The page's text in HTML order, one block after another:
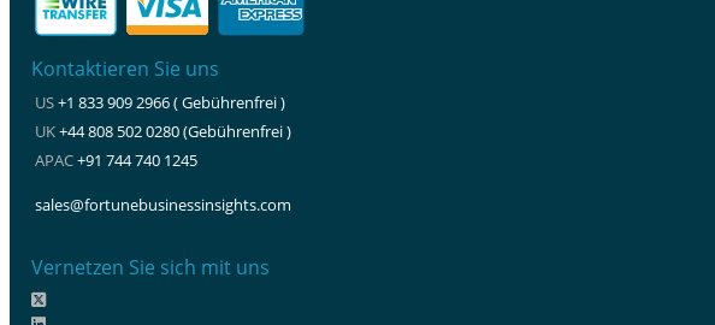
Kontaktieren Sie uns
US+1 833 909 2966 ( Gebührenfrei )
UK+44 808 502 0280 (Gebührenfrei )
APAC+91 744 740 1245
sales@fortunebusinessinsights.com
Vernetzen Sie sich mit uns